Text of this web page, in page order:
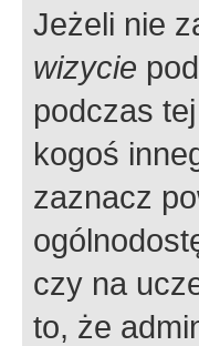
Jeżeli nie
wizycie
podczas
kogoś
zaznacz
czy na
to, że